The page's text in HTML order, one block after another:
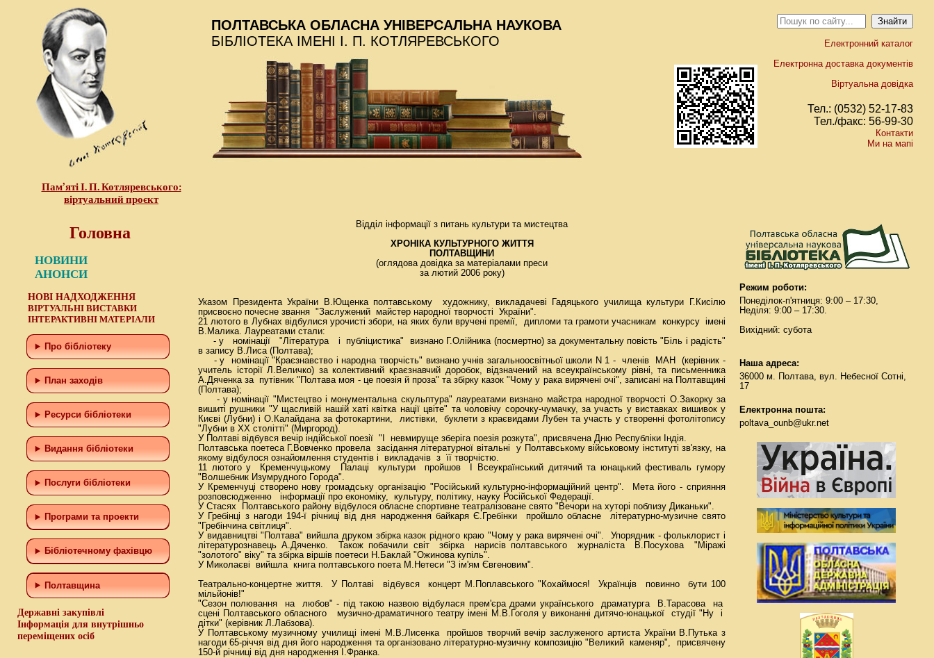
Пам’яті І. П. Котляревського:
віртуальний проєкт
ПОЛТАВСЬКА ОБЛАСНА УНІВЕРСАЛЬНА НАУКОВА
БІБЛІОТЕКА ІМЕНІ І. П. КОТЛЯРЕВСЬКОГО
Електронний каталог
Електронна доставка документів
Віртуальна довідка
Тел.: (0532) 52-17-83
Тел./факс: 56-99-30
Контакти
Ми на мапі
Головна
НОВИНИ
АНОНСИ
НОВІ НАДХОДЖЕННЯ
ВІРТУАЛЬНІ ВИСТАВКИ
ІНТЕРАКТИВНІ МАТЕРІАЛИ
Про бібліотеку
План заходів
Ресурси бібліотеки
Видання бібліотеки
Послуги бібліотеки
Програми та проекти
Бiблiотечному фахiвцю
Полтавщина
Державні закупівлі
Інформація для внутрішньо
переміщених осіб
Відділ інформації з питань культури та мистецтва
ХРОНІКА КУЛЬТУРНОГО ЖИТТЯ
ПОЛТАВЩИНИ
(оглядова довідка за матеріалами преси
за лютий 2006 року)
Указом Президента України В.Ющенка полтавському художнику, викладачеві Гадяцького училища культури Г.Кисілю
присвоєно почесне звання "Заслужений майстер народної творчості України".
21 лютого в Лубнах відбулися урочисті збори, на яких були вручені премії, дипломи та грамоти учасникам конкурсу імені
В.Малика. Лауреатами стали:
- у номінації "Література і публіцистика" визнано Г.Олійника (посмертно) за документальну повість "Біль і радість"
в запису В.Лиса (Полтава);
- у номінації "Краєзнавство і народна творчість" визнано учнів загальноосвітньої школи N 1 - членів МАН (керівник -
учитель історії Л.Величко) за колективний краєзнавчий доробок, відзначений на всеукраїнському рівні, та письменника
А.Дяченка за путівник "Полтава моя - це поезія й проза" та збірку казок "Чому у рака вирячені очі", записані на Полтавщині
(Полтава);
- у номінації "Мистецтво і монументальна скульптура" лауреатами визнано майстра народної творчості О.Закорку за
вишиті рушники "У щасливій нашій хаті квітка нації цвіте" та чоловічу сорочку-чумачку, за участь у виставках вишивок у
Києві (Лубни) і О.Калайдана за фотокартини, листівки, буклети з краєвидами Лубен та участь у створенні фотолітопису
"Лубни в ХХ столітті" (Миргород).
У Полтаві відбувся вечір індійської поезії "І невмируще зберіга поезія розкута", присвячена Дню Республіки Індія.
Полтавська поетеса Г.Вовченко провела засідання літературної вітальні у Полтавському військовому інституті зв'язку, на
якому відбулося ознайомлення студентів і викладачів з її творчістю.
11 лютого у Кременчуцькому Палаці культури пройшов І Всеукраїнський дитячий та юнацький фестиваль гумору
"Волшебник Изумрудного Города".
У Кременчуці створено нову громадську організацію "Російський культурно-інформаційний центр". Мета його - сприяння
розповсюдженню інформації про економіку, культуру, політику, науку Російської Федерації.
У Стасях Полтавського району відбулося обласне спортивне театралізоване свято "Вечори на хуторі поблизу Диканьки".
У Гребінці з нагоди 194-ї річниці від дня народження байкаря Є.Гребінки пройшло обласне літературно-музичне свято
"Гребінчина світлиця".
У видавництві "Полтава" вийшла друком збірка казок рідного краю "Чому у рака вирячені очі". Упорядник - фольклорист і
літературознавець А.Дяченко. Також побачили світ збірка нарисів полтавського журналіста В.Посухова "Міражі
"золотого" віку" та збірка віршів поетеси Н.Баклай "Ожинова купіль".
У Миколаєві вийшла книга полтавського поета М.Нетеси "З ім'ям Євгеновим".
Театрально-концертне життя. У Полтаві відбувся концерт М.Поплавського "Кохаймося! Українців повинно бути 100
мільйонів!"
"Сезон полювання на любов" - під такою назвою відбулася прем'єра драми українського драматурга В.Тарасова на
сцені Полтавського обласного музично-драматичного театру імені М.В.Гоголя у виконанні дитячо-юнацької студії "Ну і
дітки" (керівник Л.Лабзова).
У Полтавському музичному училищі імені М.В.Лисенка пройшов творчий вечір заслуженого артиста України В.Путька з
нагоди 65-річчя від дня його народження та організовано літературно-музичну композицію "Великий каменяр", присвячену
150-й річниці від дня народження І.Франка.
Режим роботи:
Понеділок-п'ятниця: 9:00 – 17:30,
Неділя: 9:00 – 17:30.
Вихідний: субота
Наша адреса:
36000 м. Полтава, вул. Небесної Сотні,
17
Електронна пошта:
poltava_ounb@ukr.net